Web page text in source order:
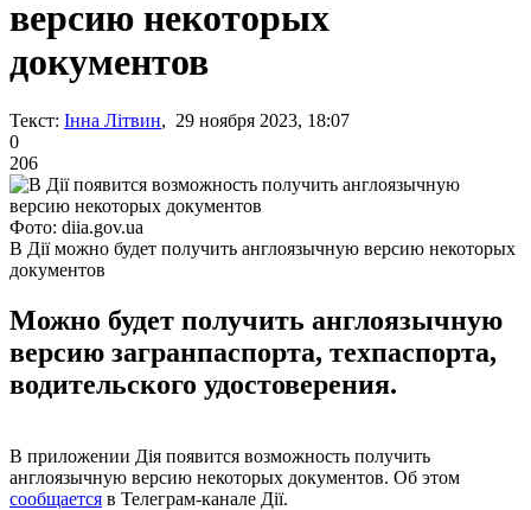
версию некоторых
документов
Текст: Інна Літвин, 29 ноября 2023, 18:07
0
206
Фото: diia.gov.ua
В Дії можно будет получить англоязычную версию некоторых
документов
Можно будет получить англоязычную
версию загранпаспорта, техпаспорта,
водительского удостоверения.
В приложении Дія появится возможность получить
англоязычную версию некоторых документов. Об этом
сообщается в Телеграм-канале Дії.